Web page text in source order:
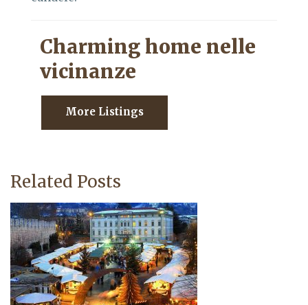
Charming home nelle
vicinanze
More Listings
Related Posts